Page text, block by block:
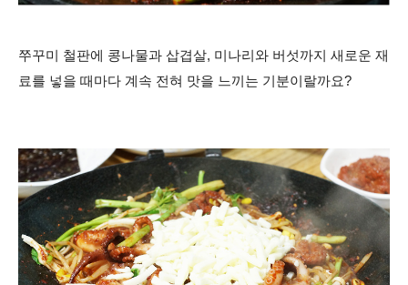
쭈꾸미 철판에 콩나물과 삽겹살, 미나리와 버섯까지 새로운 재
료를 넣을 때마다 계속 전혀 맛을 느끼는 기분이랄까요?